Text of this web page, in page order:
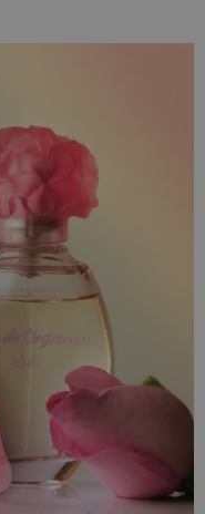
- bo i jak tu nie
satynowe nadają
upominku
prezentu firmowego na
doskonale
mydełka -
znajdzie!